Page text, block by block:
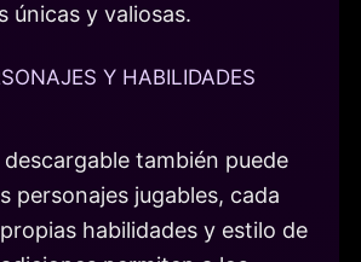
únicas y valiosas.
Y HABILIDADES
también puede
personajes jugables, cada
habilidades y estilo de